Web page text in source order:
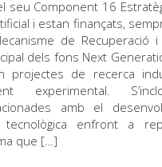
seu Component 16
i estan finançats,
de Recuperació i
dels fons Next
projectes de recerca
experimental.
amb el
tecnològica enfront a
que […]